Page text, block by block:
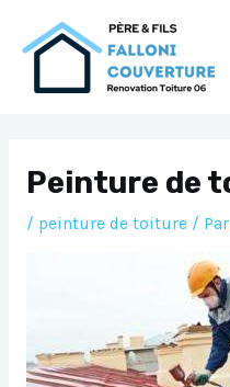
Peinture de
/ peinture de toiture/ Par